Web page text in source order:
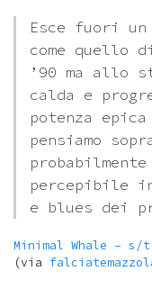
Esce fuori un
come quello
’90 ma allo
calda e
potenza
pensiamo
percepibile
e blues dei
Minimal Whale –
(via